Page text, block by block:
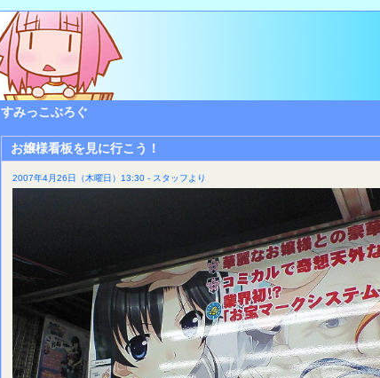
すみっこぶろぐ
お嬢様看板を見に行こう！
2007年4月26日（木曜日）13:30 - スタッフより